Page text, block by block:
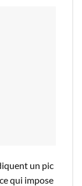
un pic
qui impose